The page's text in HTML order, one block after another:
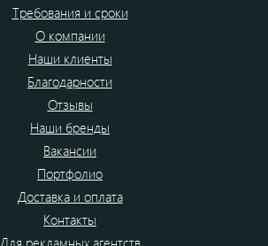
Требования и сроки
О компании
Наши клиенты
Благодарности
Отзывы
Наши бренды
Вакансии
Портфолио
Доставка и оплата
Контакты